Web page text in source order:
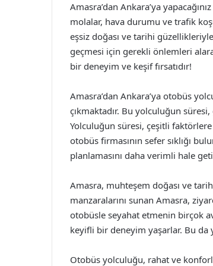
Amasra’dan Ankara’ya
molalar, hava durumu ve trafik
eşsiz doğası ve tarihi
geçmesi için gerekli önlemleri
bir deneyim ve keşif fırsatıdır!
Amasra’dan Ankara’ya otobüs
çıkmaktadır. Bu yolculuğun
Yolculuğun süresi, çeşitli
otobüs firmasının sefer sıklığı
planlamasını daha verimli hale
Amasra, muhteşem doğası ve
manzaralarını sunan Amasra,
otobüsle seyahat etmenin birçok
keyifli bir deneyim yaşarlar. Bu
Otobüs yolculuğu, rahat ve